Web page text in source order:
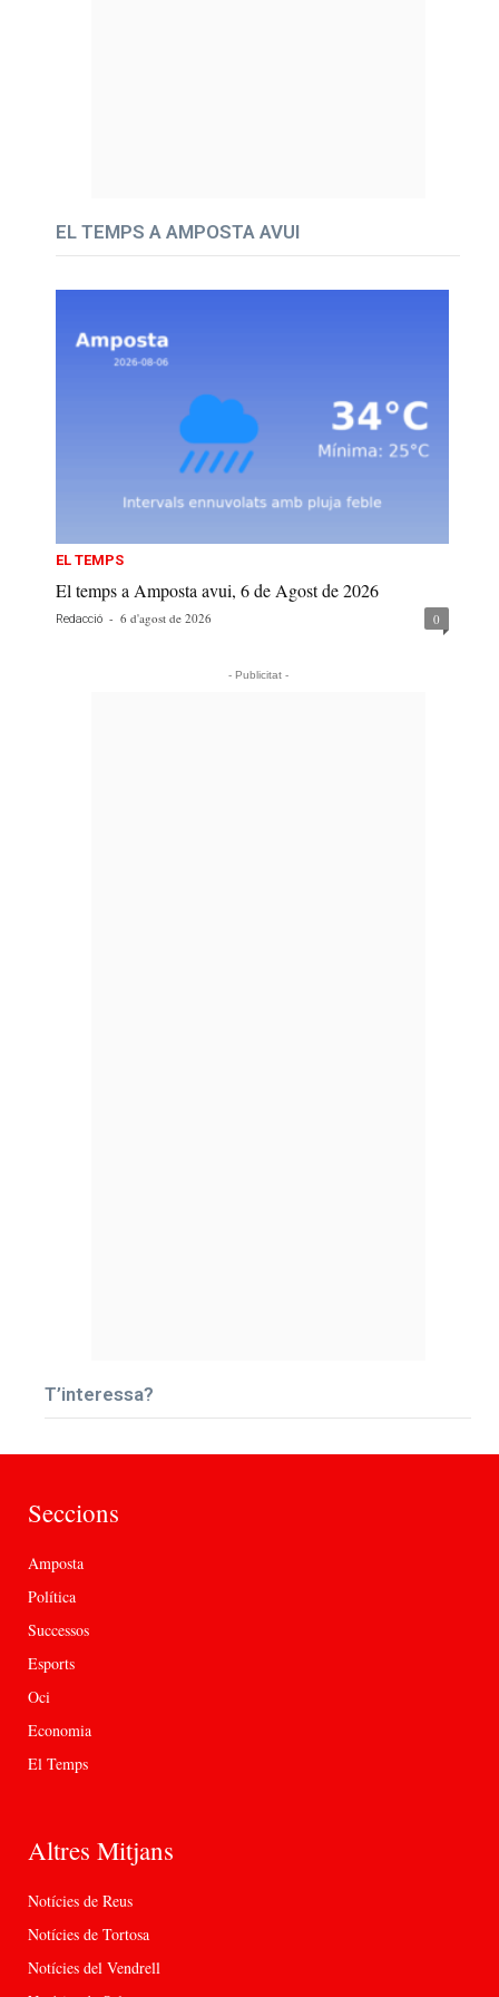
EL TEMPS A AMPOSTA AVUI
EL TEMPS
El temps a Amposta avui, 6 de Agost de 2026
Redacció - 6 d'agost de 2026 0
- Publicitat -
T’interessa?
Seccions
Amposta
Política
Successos
Esports
Oci
Economia
El Temps
Altres Mitjans
Notícies de Reus
Notícies de Tortosa
Notícies del Vendrell